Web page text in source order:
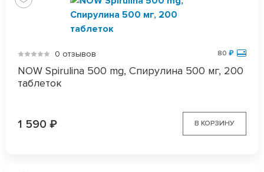
0 отзывов 80 ₽
NOW Spirulina 500 mg, Спирулина 500 мг, 200
таблеток
1 590 ₽ В КОРЗИНУ